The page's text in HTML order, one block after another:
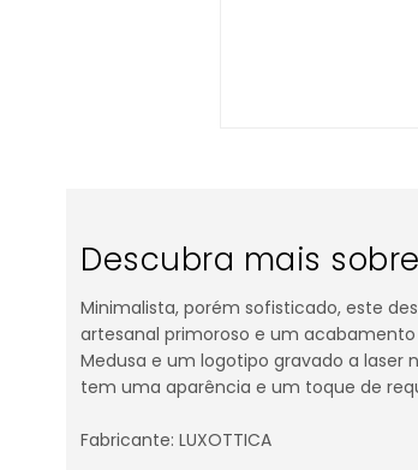
Descubra mais sobre
Minimalista, porém sofisticado, este
artesanal primoroso e um
Medusa e um logotipo gravado a laser
tem uma aparência e um toque de
Fabricante: LUXOTTICA